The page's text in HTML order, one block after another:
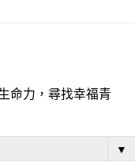
命力，尋找幸福青
▼